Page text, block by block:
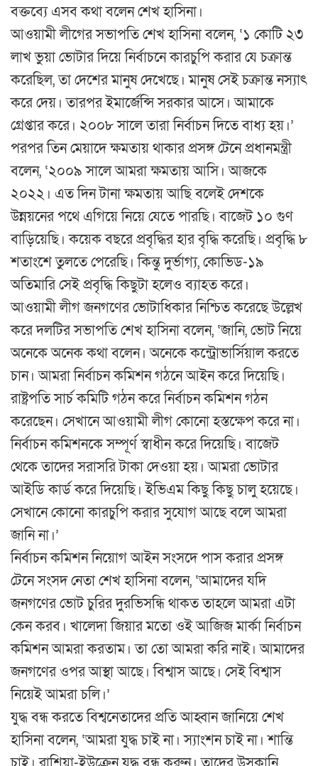
বক্তব্যে এসব কথা বলেন শেখ হাসিনা।
আওয়ামী লীগের সভাপতি শেখ হাসিনা বলেন, ‘১ কোটি ২৩
লাখ ভুয়া ভোটার দিয়ে নির্বাচনে কারচুপি করার যে চক্রান্ত
করেছিল, তা দেশের মানুষ দেখেছে। মানুষ সেই চক্রান্ত নস্যাৎ
করে দেয়। তারপর ইমার্জেন্সি সরকার আসে। আমাকে
গ্রেপ্তার করে। ২০০৮ সালে তারা নির্বাচন দিতে বাধ্য হয়।’
পরপর তিন মেয়াদে ক্ষমতায় থাকার প্রসঙ্গ টেনে প্রধানমন্ত্রী
বলেন, ‘২০০৯ সালে আমরা ক্ষমতায় আসি। আজকে
২০২২। এত দিন টানা ক্ষমতায় আছি বলেই দেশকে
উন্নয়নের পথে এগিয়ে নিয়ে যেতে পারছি। বাজেট ১০ গুণ
বাড়িয়েছি। কয়েক বছরে প্রবৃদ্ধির হার বৃদ্ধি করেছি। প্রবৃদ্ধি ৮
শতাংশে তুলতে পেরেছি। কিন্তু দুর্ভাগ্য, কোভিড-১৯
অতিমারি সেই প্রবৃদ্ধি কিছুটা হলেও ব্যাহত করে।
আওয়ামী লীগ জনগণের ভোটাধিকার নিশ্চিত করেছে উল্লেখ
করে দলটির সভাপতি শেখ হাসিনা বলেন, ‘জানি, ভোট নিয়ে
অনেকে অনেক কথা বলেন। অনেকে কন্ট্রোভার্সিয়াল করতে
চান। আমরা নির্বাচন কমিশন গঠনে আইন করে দিয়েছি।
রাষ্ট্রপতি সার্চ কমিটি গঠন করে নির্বাচন কমিশন গঠন
করেছেন। সেখানে আওয়ামী লীগ কোনো হস্তক্ষেপ করে না।
নির্বাচন কমিশনকে সম্পূর্ণ স্বাধীন করে দিয়েছি। বাজেট
থেকে তাদের সরাসরি টাকা দেওয়া হয়। আমরা ভোটার
আইডি কার্ড করে দিয়েছি। ইভিএম কিছু কিছু চালু হয়েছে।
সেখানে কোনো কারচুপি করার সুযোগ আছে বলে আমরা
জানি না।’
নির্বাচন কমিশন নিয়োগ আইন সংসদে পাস করার প্রসঙ্গ
টেনে সংসদ নেতা শেখ হাসিনা বলেন, ‘আমাদের যদি
জনগণের ভোট চুরির দুরভিসন্ধি থাকত তাহলে আমরা এটা
কেন করব। খালেদা জিয়ার মতো ওই আজিজ মার্কা নির্বাচন
কমিশন আমরা করতাম। তা তো আমরা করি নাই। আমাদের
জনগণের ওপর আস্থা আছে। বিশ্বাস আছে। সেই বিশ্বাস
নিয়েই আমরা চলি।’
যুদ্ধ বন্ধ করতে বিশ্বনেতাদের প্রতি আহ্বান জানিয়ে শেখ
হাসিনা বলেন, ‘আমরা যুদ্ধ চাই না। স্যাংশন চাই না। শান্তি